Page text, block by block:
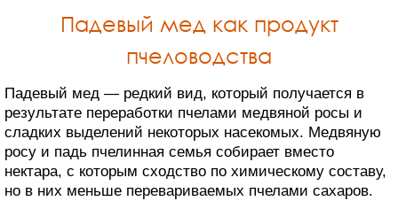
СТРАНА
МЁДА
Падевый мед как продукт
пчеловодства
Падевый мед — редкий вид, который получается в
результате переработки пчелами медвяной росы и
сладких выделений некоторых насекомых. Медвяную
росу и падь пчелинная семья собирает вместо
нектара, с которым сходство по химическому составу,
но в них меньше перевариваемых пчелами сахаров.